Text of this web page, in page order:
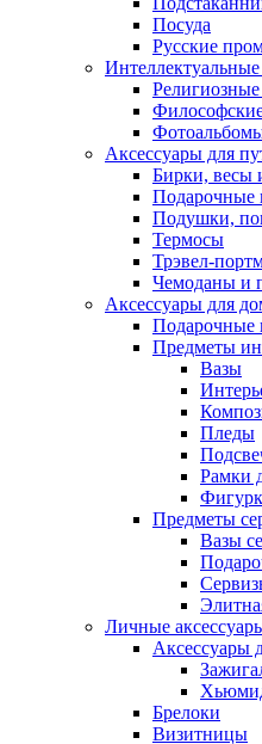
Посуда
Русские
Аксессуары для
Бирки, весы
Подарочные
Подушки,
Термосы
Трэвел-
Чемоданы и
Аксессуары для
Подарочные
Предметы
Вазы
Пледы
Рамки
Предметы
Вазы
Личные
Аксессуары
Брелоки
Визитницы